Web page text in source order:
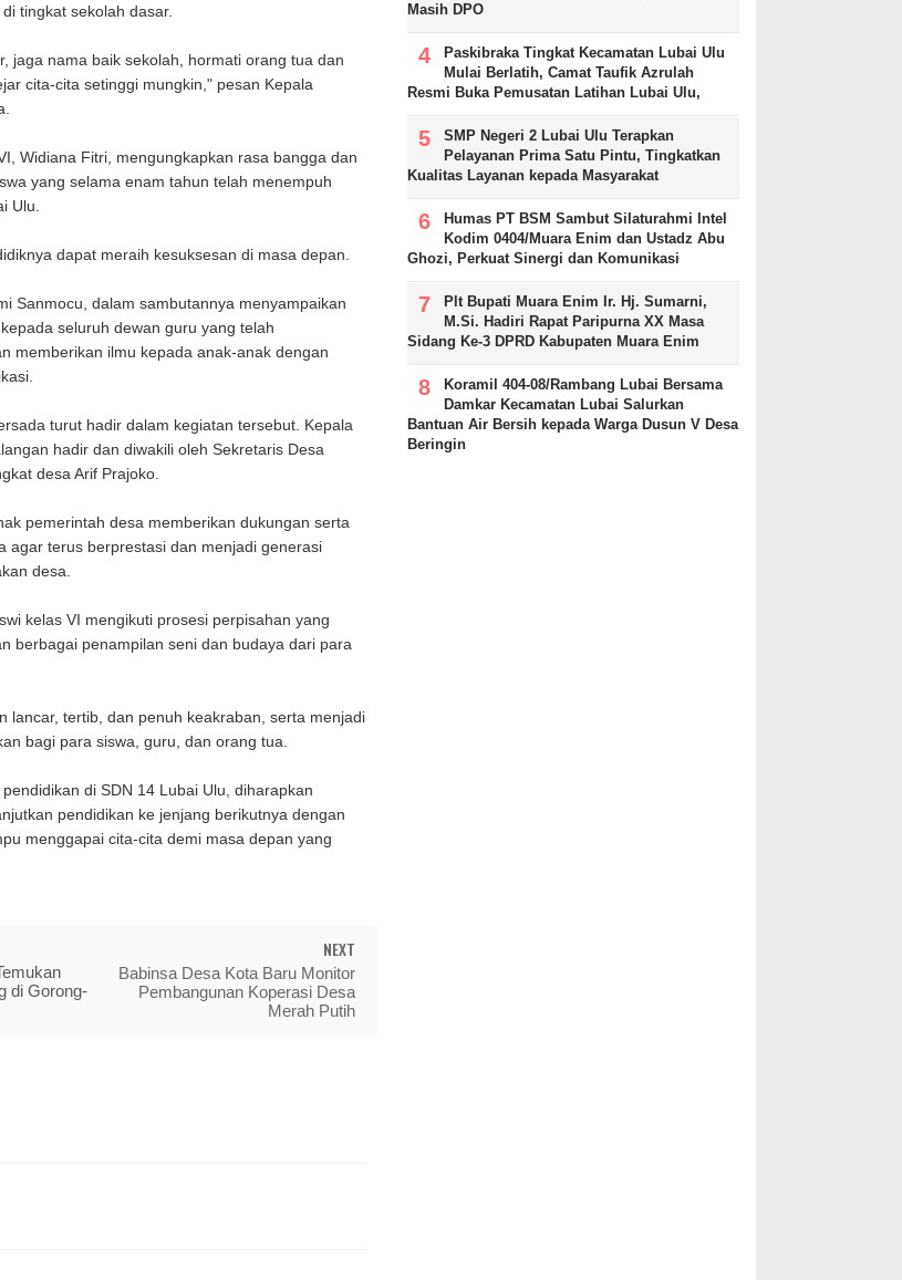
tingkat sekolah dasar.
jaga nama baik sekolah, hormati orang tua dan
cita-cita setinggi mungkin," pesan Kepala
Widiana Fitri, mengungkapkan rasa bangga dan
yang selama enam tahun telah menempuh
Ulu.
dapat meraih kesuksesan di masa depan.
Sanmocu, dalam sambutannya menyampaikan
seluruh dewan guru yang telah
memberikan ilmu kepada anak-anak dengan
turut hadir dalam kegiatan tersebut. Kepala
hadir dan diwakili oleh Sekretaris Desa
desa Arif Prajoko.
pemerintah desa memberikan dukungan serta
agar terus berprestasi dan menjadi generasi
desa.
kelas VI mengikuti prosesi perpisahan yang
berbagai penampilan seni dan budaya dari para
lancar, tertib, dan penuh keakraban, serta menjadi
bagi para siswa, guru, dan orang tua.
di SDN 14 Lubai Ulu, diharapkan
pendidikan ke jenjang berikutnya dengan
menggapai cita-cita demi masa depan yang
di Gorong-
NEXT
Babinsa Desa Kota Baru Monitor
Pembangunan Koperasi Desa
Merah Putih
Masih DPO
Paskibraka Tingkat Kecamatan Lubai Ulu
Mulai Berlatih, Camat Taufik Azrulah
Resmi Buka Pemusatan Latihan Lubai Ulu,
SMP Negeri 2 Lubai Ulu Terapkan
Pelayanan Prima Satu Pintu, Tingkatkan
Kualitas Layanan kepada Masyarakat
Humas PT BSM Sambut Silaturahmi Intel
Kodim 0404/Muara Enim dan Ustadz Abu
Ghozi, Perkuat Sinergi dan Komunikasi
Plt Bupati Muara Enim Ir. Hj. Sumarni,
M.Si. Hadiri Rapat Paripurna XX Masa
Sidang Ke-3 DPRD Kabupaten Muara Enim
Koramil 404-08/Rambang Lubai Bersama
Damkar Kecamatan Lubai Salurkan
Bantuan Air Bersih kepada Warga Dusun V Desa
Beringin